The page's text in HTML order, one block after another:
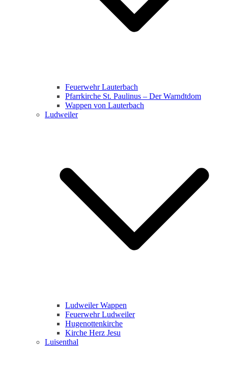
Feuerwehr Lauterbach
Pfarrkirche St. Paulinus – Der Warndtdom
Wappen von Lauterbach
Ludweiler
Ludweiler Wappen
Feuerwehr Ludweiler
Hugenottenkirche
Kirche Herz Jesu
Luisenthal